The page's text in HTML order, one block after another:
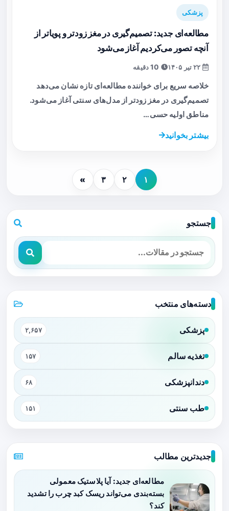
پزشکی
مطالعه‌ای جدید: تصمیم‌گیری در مغز زودتر و پویا‌تر از
آنچه تصور می‌کردیم آغاز می‌شود
خلاصه سریع برای خواننده مطالعه‌ای تازه نشان می‌دهد
تصمیم‌گیری در مغز زودتر از مدل‌های سنتی آغاز می‌شود.
مناطق اولیه حسی…
بیشتر بخوانید
۱ ۲ ۳ »
جستجو
دسته‌های منتخب
پزشکی ۲,۶۵۷
تغذیه سالم ۱۵۷
دندانپزشکی ۶۸
طب سنتی ۱۵۱
جدیدترین مطالب
مطالعه‌ای جدید: آیا پلاستیک معمولی
بسته‌بندی می‌تواند ریسک کبد چرب را تشدید
کند؟